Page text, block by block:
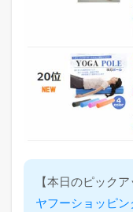
【本日のピック
ヤフーショッピン